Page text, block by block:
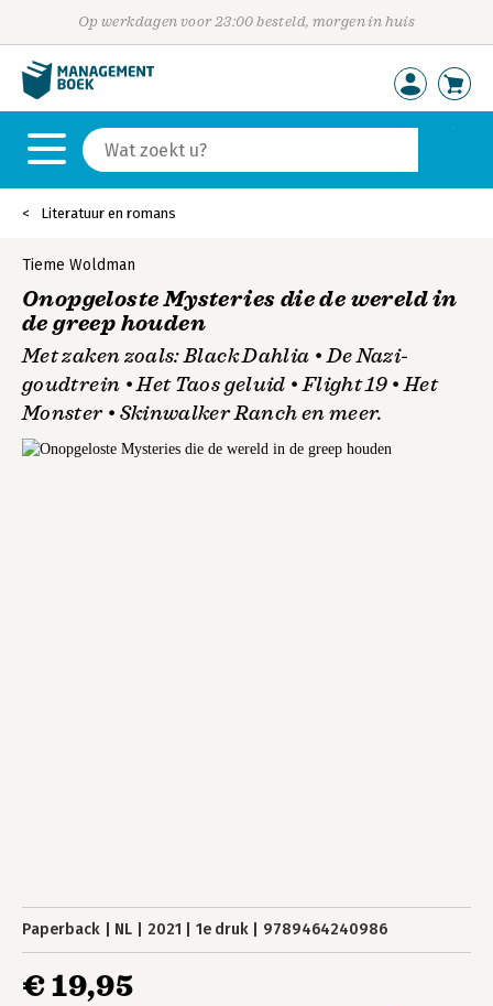
Op werkdagen voor 23:00 besteld, morgen in huis
Literatuur en romans
Tieme Woldman
Onopgeloste Mysteries die de wereld in
de greep houden
Met zaken zoals: Black Dahlia • De Nazi-
goudtrein • Het Taos geluid • Flight 19 • Het
Monster • Skinwalker Ranch en meer.
Paperback NL 2021 1e druk 9789464240986
€ 19,95